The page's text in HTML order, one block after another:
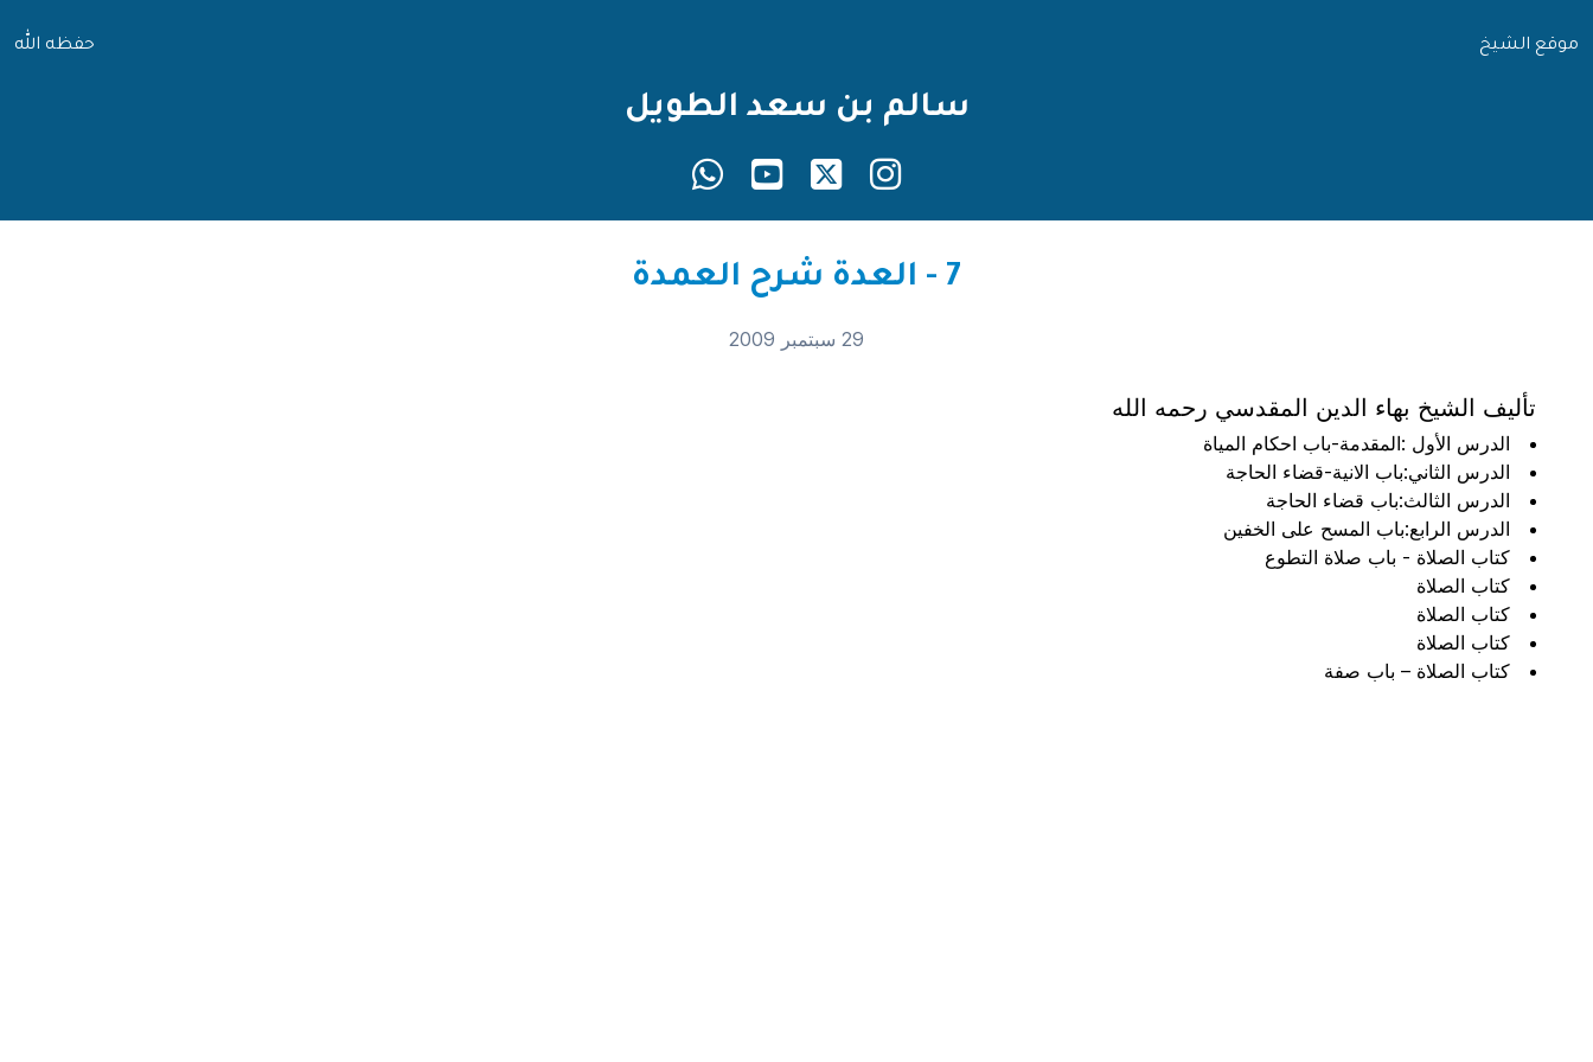
موقع الشيخ حفظه الله
سالم بن سعد الطويل
7 - العدة شرح العمدة
29 سبتمبر 2009
تأليف الشيخ بهاء الدين المقدسي رحمه الله
الدرس الأول :المقدمة-باب احكام المياة
الدرس الثاني:باب الانية-قضاء الحاجة
الدرس الثالث:باب قضاء الحاجة
الدرس الرابع:باب المسح على الخفين
كتاب الصلاة - باب صلاة التطوع
كتاب الصلاة
كتاب الصلاة
كتاب الصلاة
كتاب الصلاة – باب صفة